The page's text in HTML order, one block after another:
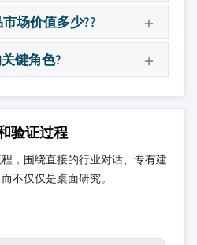
场价值多少??
键角色?
验证过程
，围绕直接的行业对话、专有建
不仅仅是桌面研究。